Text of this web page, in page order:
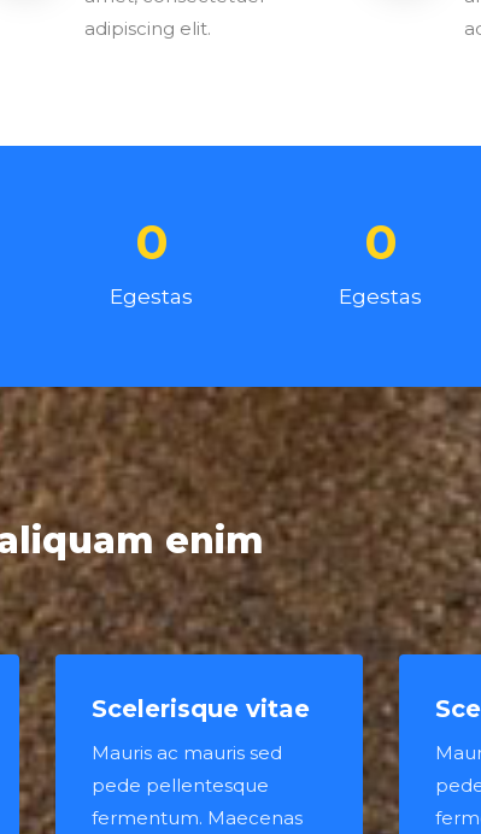
adipiscing elit.
0
Egestas
0
Egestas
enim
Scelerisque vitae
Mauris ac mauris sed
pede pellentesque
fermentum. Maecenas